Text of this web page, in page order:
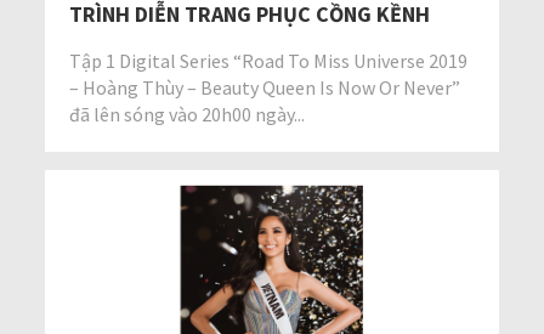
TRÌNH DIỄN TRANG PHỤC CỒNG KỀNH
Tập 1 Digital Series “Road To Miss Universe 2019
– Hoàng Thùy – Beauty Queen Is Now Or Never”
đã lên sóng vào 20h00 ngày...